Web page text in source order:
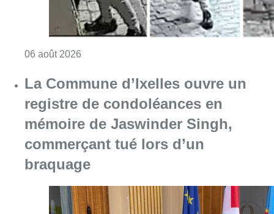
06 août 2026
La Commune d’Ixelles ouvre un
registre de condoléances en
mémoire de Jaswinder Singh,
commerçant tué lors d’un
braquage